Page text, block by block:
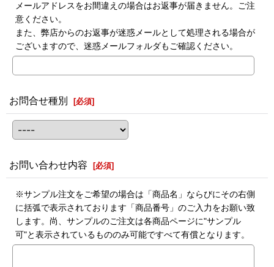
メールアドレスをお間違えの場合はお返事が届きません。ご注
意ください。
また、弊店からのお返事が迷惑メールとして処理される場合が
ございますので、迷惑メールフォルダもご確認ください。
お問合せ種別 [必須]
お問い合わせ内容 [必須]
※サンプル注文をご希望の場合は「商品名」ならびにその右側
に括弧で表示されております「商品番号」のご入力をお願い致
します。尚、サンプルのご注文は各商品ページに"サンプル
可"と表示されているもののみ可能ですべて有償となります。